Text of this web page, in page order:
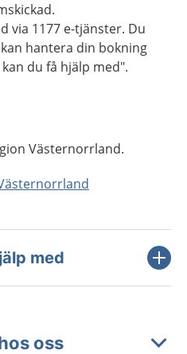
via 1177 e-tjänster. Du
hantera din bokning
du få hjälp med".
Västernorrland.
med
oss